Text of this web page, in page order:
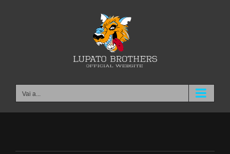
Vai a...